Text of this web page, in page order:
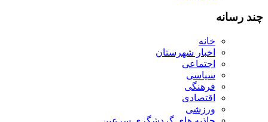
چند رسانه
خانه
اخبار شهرستان
اجتماعی
سیاسی
فرهنگی
اقتصادی
ورزشی